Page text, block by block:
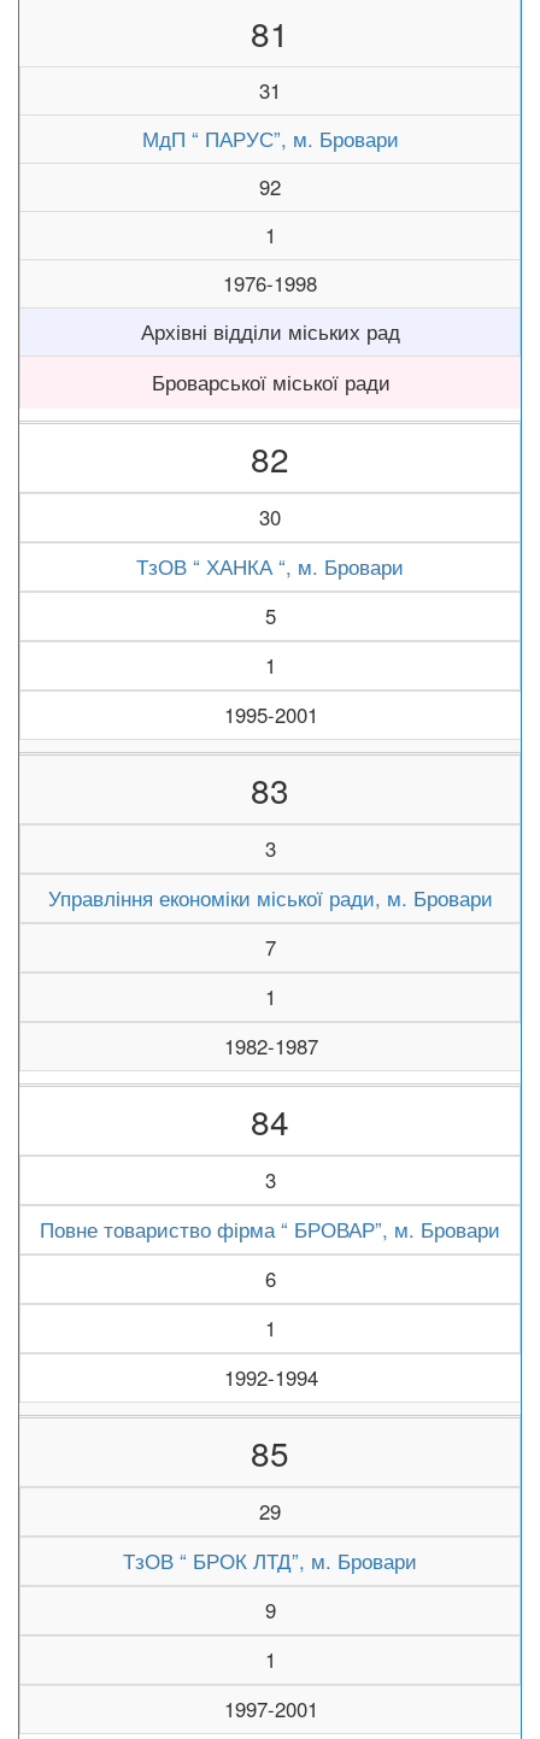
81
31
МдП “ ПАРУС”, м. Бровари
92
1
1976-1998
Архівні відділи міських рад
Броварської міської ради
82
30
ТзОВ “ ХАНКА “, м. Бровари
5
1
1995-2001
83
3
Управління економіки міської ради, м. Бровари
7
1
1982-1987
84
3
Повне товариство фірма “ БРОВАР”, м. Бровари
6
1
1992-1994
85
29
ТзОВ “ БРОК ЛТД”, м. Бровари
9
1
1997-2001